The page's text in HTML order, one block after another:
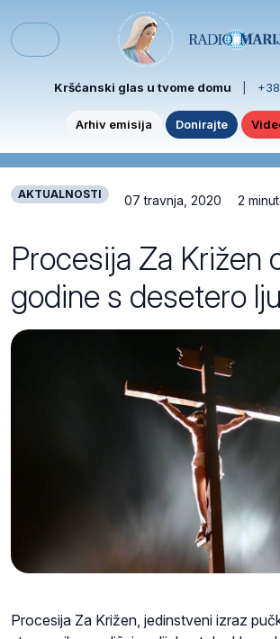
Menu
Kršćanski glas u tvome domu
Arhiv emisija Donirajte
AKTUALNOSTI 07 travnja, 2020 2
Procesija Za Križen
godine s desetero
Procesija Za Križen, jedinstveni izraz